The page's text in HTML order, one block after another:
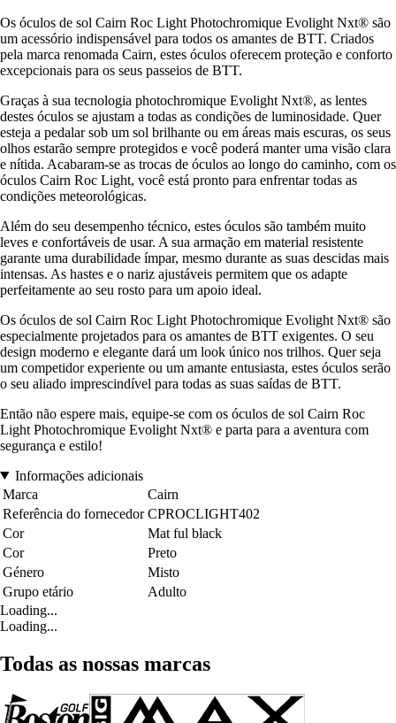
Os óculos de sol Cairn Roc Light Photochromique Evolight Nxt® são
um acessório indispensável para todos os amantes de BTT. Criados
pela marca renomada Cairn, estes óculos oferecem proteção e conforto
excepcionais para os seus passeios de BTT.
Graças à sua tecnologia photochromique Evolight Nxt®, as lentes
destes óculos se ajustam a todas as condições de luminosidade. Quer
esteja a pedalar sob um sol brilhante ou em áreas mais escuras, os seus
olhos estarão sempre protegidos e você poderá manter uma visão clara
e nítida. Acabaram-se as trocas de óculos ao longo do caminho, com os
óculos Cairn Roc Light, você está pronto para enfrentar todas as
condições meteorológicas.
Além do seu desempenho técnico, estes óculos são também muito
leves e confortáveis de usar. A sua armação em material resistente
garante uma durabilidade ímpar, mesmo durante as suas descidas mais
intensas. As hastes e o nariz ajustáveis permitem que os adapte
perfeitamente ao seu rosto para um apoio ideal.
Os óculos de sol Cairn Roc Light Photochromique Evolight Nxt® são
especialmente projetados para os amantes de BTT exigentes. O seu
design moderno e elegante dará um look único nos trilhos. Quer seja
um competidor experiente ou um amante entusiasta, estes óculos serão
o seu aliado imprescindível para todas as suas saídas de BTT.
Então não espere mais, equipe-se com os óculos de sol Cairn Roc
Light Photochromique Evolight Nxt® e parta para a aventura com
segurança e estilo!
Informações adicionais
Marca
Cairn
Referência do fornecedor CPROCLIGHT402
Cor
Mat ful black
Cor
Preto
Género
Misto
Grupo etário
Adulto
Loading...
Loading...
Todas as nossas marcas